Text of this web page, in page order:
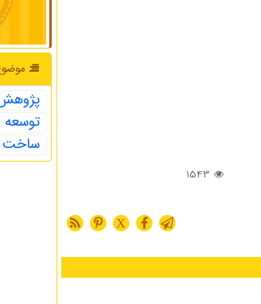
1543
X
توسعه
ساخت